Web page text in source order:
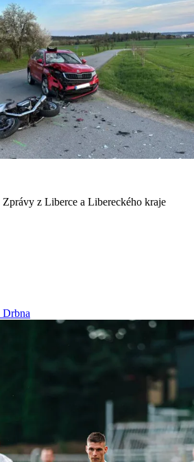
z Liberce a Libereckého kraje
Drbna